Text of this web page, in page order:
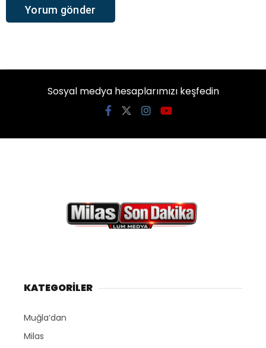
Sosyal medya hesaplarımızı keşfedin
KATEGORİLER
Muğla’dan
Milas